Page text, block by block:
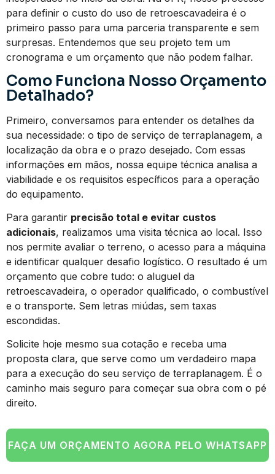
para definir o custo do uso de retroescavadeira é o
primeiro passo para uma parceria transparente e sem
surpresas. Entendemos que seu projeto tem um
cronograma e um orçamento que não podem falhar.
Como Funciona Nosso Orçamento
Detalhado?
Primeiro, conversamos para entender os detalhes da
sua necessidade: o tipo de serviço de terraplanagem, a
localização da obra e o prazo desejado. Com essas
informações em mãos, nossa equipe técnica analisa a
viabilidade e os requisitos específicos para a operação
do equipamento.
Para garantir precisão total e evitar custos
adicionais, realizamos uma visita técnica ao local. Isso
nos permite avaliar o terreno, o acesso para a máquina
e identificar qualquer desafio logístico. O resultado é um
orçamento que cobre tudo: o aluguel da
retroescavadeira, o operador qualificado, o combustível
e o transporte. Sem letras miúdas, sem taxas
escondidas.
Solicite hoje mesmo sua cotação e receba uma
proposta clara, que serve como um verdadeiro mapa
para a execução do seu serviço de terraplanagem. É o
caminho mais seguro para começar sua obra com o pé
direito.
FAÇA UM ORÇAMENTO AGORA PELO WHATSAPP